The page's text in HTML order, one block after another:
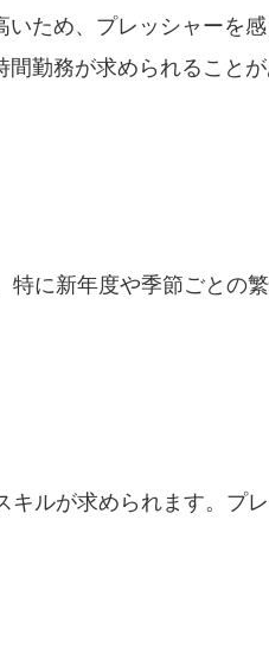
ため、プレッシャーを
勤務が求められること
に新年度や季節ごとの
キルが求められます。プ